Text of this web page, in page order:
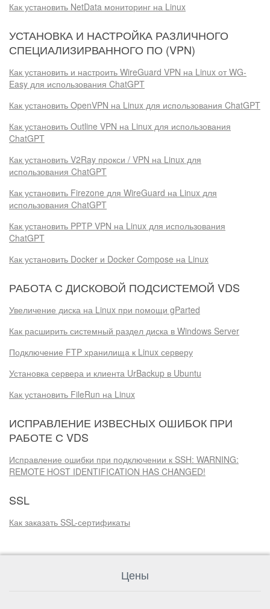
Как установить NetData мониторинг на Linux
УСТАНОВКА И НАСТРОЙКА РАЗЛИЧНОГО
СПЕЦИАЛИЗИРВАННОГО ПО (VPN)
Как установить и настроить WireGuard VPN на Linux от WG-
Easy для использования ChatGPT
Как установить OpenVPN на Linux для использования ChatGPT
Как установить Outline VPN на Linux для использования
ChatGPT
Как установить V2Ray прокси / VPN на Linux для
использования ChatGPT
Как установить Firezone для WireGuard на Linux для
использования ChatGPT
Как установить PPTP VPN на Linux для использования
ChatGPT
Как установить Docker и Docker Compose на Linux
РАБОТА С ДИСКОВОЙ ПОДСИСТЕМОЙ VDS
Увеличение диска на Linux при помощи gParted
Как расширить системный раздел диска в Windows Server
Подключение FTP хранилища к Linux серверу
Установка сервера и клиента UrBackup в Ubuntu
Как установить FileRun на Linux
ИСПРАВЛЕНИЕ ИЗВЕСНЫХ ОШИБОК ПРИ
РАБОТЕ С VDS
Исправление ошибки при подключении к SSH: WARNING:
REMOTE HOST IDENTIFICATION HAS CHANGED!
SSL
Как заказать SSL-сертификаты
Цены